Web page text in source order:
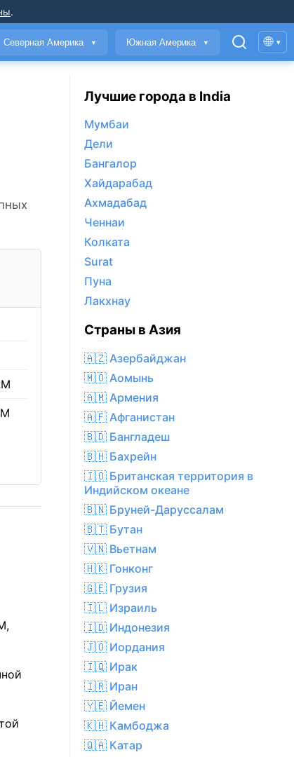
.
Северная Америка ▼ Южная Америка ▼ 🌐 ▾
Лучшие города в India
Мумбаи
Дели
Бангалор
Хайдарабад
Ахмадабад
Ченнаи
Колката
Surat
Пуна
Лакхнау
Страны в Азия
🇦🇿 Азербайджан
🇲🇴 Аомынь
🇦🇲 Армения
🇦🇫 Афганистан
🇧🇩 Бангладеш
🇧🇭 Бахрейн
🇮🇴 Британская территория в
Индийском океане
🇧🇳 Бруней-Даруссалам
🇧🇹 Бутан
🇻🇳 Вьетнам
🇭🇰 Гонконг
🇬🇪 Грузия
🇮🇱 Израиль
🇮🇩 Индонезия
🇯🇴 Иордания
🇮🇶 Ирак
🇮🇷 Иран
🇾🇪 Йемен
🇰🇭 Камбоджа
🇶🇦 Катар